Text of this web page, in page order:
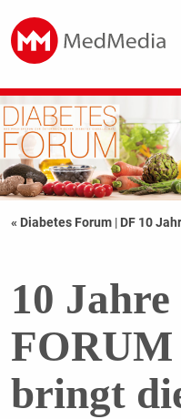
« Diabetes Forum | DF 10
10
FORUM
bringt